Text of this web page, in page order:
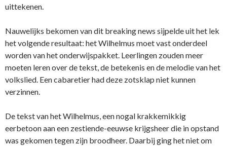
uittekenen.
Nauwelijks bekomen van dit breaking news sijpelde uit het lek
het volgende resultaat: het Wilhelmus moet vast onderdeel
worden van het onderwijspakket. Leerlingen zouden meer
moeten leren over de tekst, de betekenis en de melodie van het
volkslied. Een cabaretier had deze zotsklap niet kunnen
verzinnen.
De tekst van het Wilhelmus, een nogal krakkemikkig
eerbetoon aan een zestiende-eeuwse krijgsheer die in opstand
was gekomen tegen zijn broodheer. Daarbij ging het niet om